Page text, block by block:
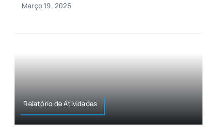
Março 19, 2025
Relatório de Atividades